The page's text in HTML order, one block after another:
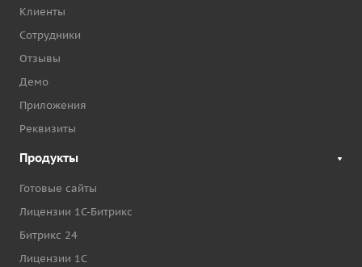
Клиенты
Сотрудники
Отзывы
Демо
Приложения
Реквизиты
Продукты
Готовые сайты
Лицензии 1С-Битрикс
Битрикс 24
Лицензии 1С